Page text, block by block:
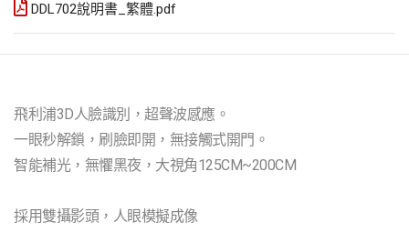
DDL702說明書_繁體.pdf
飛利浦3D人臉識別，超聲波感應。
一眼秒解鎖，刷臉即開，無接觸式開門。
智能補光，無懼黑夜，大視角125CM~200CM
採用雙攝影頭，人眼模擬成像